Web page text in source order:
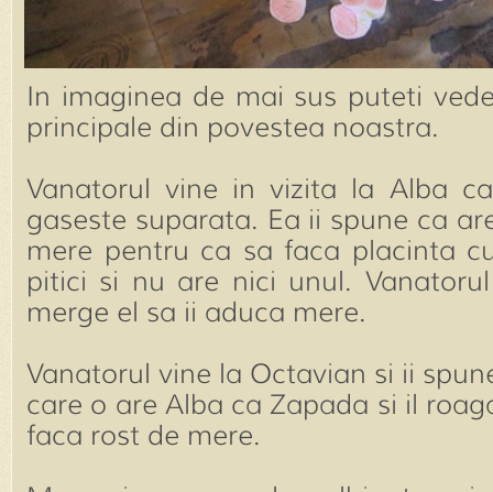
In imaginea de mai sus puteti
principale din povestea noastra.
Vanatorul vine in vizita la Alba
gaseste suparata. Ea ii spune ca
mere pentru ca sa faca placinta
pitici si nu are nici unul.
merge el sa ii aduca mere.
Vanatorul vine la Octavian si ii
care o are Alba ca Zapada si il
faca rost de mere.